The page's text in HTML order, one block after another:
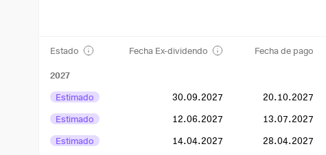
Estado Fecha Ex-dividendo Fecha de pago
2027
Estimado
30.09.2027 20.10.2027
Estimado
12.06.2027 13.07.2027
Estimado
14.04.2027 28.04.2027